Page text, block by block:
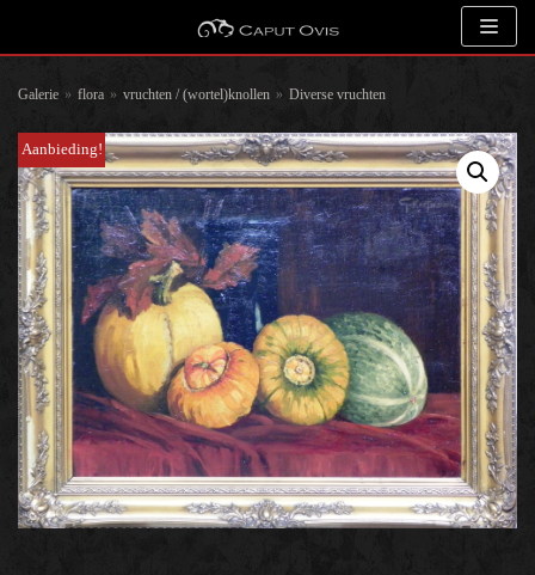
naar
Galerie » flora » vruchten / (wortel)knollen » Diverse vruchten
Aanbieding!
Zoeken
Kunstenaar
Onderwerp